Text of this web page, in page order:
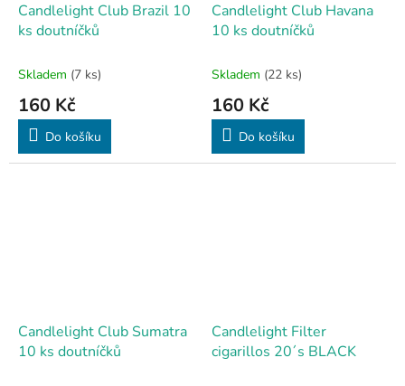
Candlelight Club Brazil 10
ks doutníčků
Skladem (7 ks)
160 Kč
Do košíku
Candlelight Club Havana
10 ks doutníčků
Skladem (22 ks)
160 Kč
Do košíku
Candlelight Club Sumatra
10 ks doutníčků
Candlelight Filter
cigarillos 20´s BLACK